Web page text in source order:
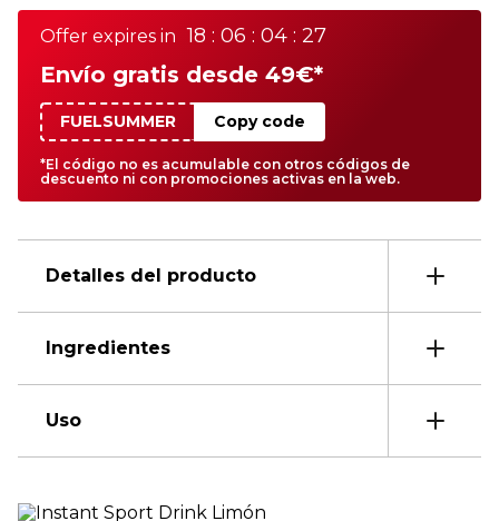
Offer expires in 18 : 06 : 04 : 27
Envío gratis desde 49€*
FUELSUMMER Copy code
*El código no es acumulable con otros códigos de
descuento ni con promociones activas en la web.
Detalles del producto
Ingredientes
Uso